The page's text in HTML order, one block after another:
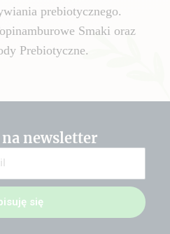
prebiotycznego.
Smaki oraz
Prebiotyczne.
newsletter
się